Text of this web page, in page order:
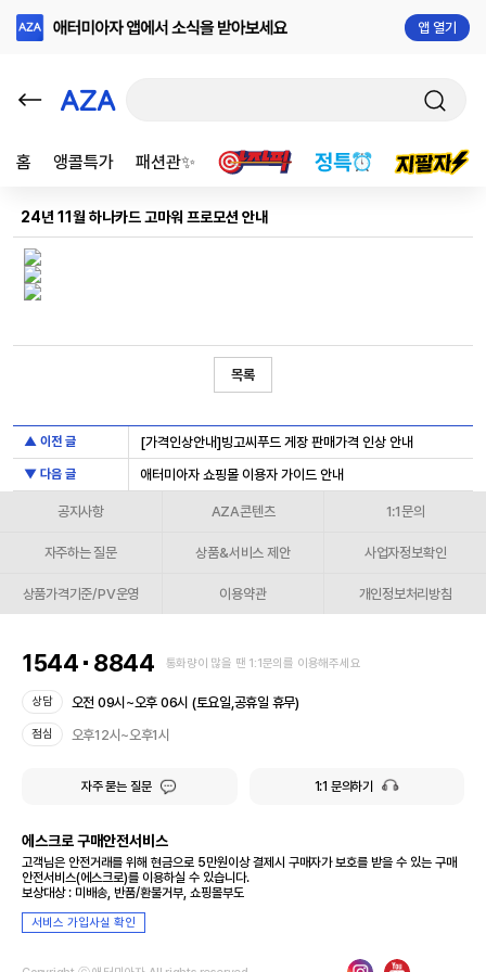
앱 열기
홈 앵콜특가 패션관✨
24년 11월 하나카드 고마워 프로모션 안내
목록
▲ 이전 글 [가격인상안내]빙고씨푸드 게장 판매가격 인상 안내
▼ 다음 글 애터미아자 쇼핑몰 이용자 가이드 안내
공지사항 AZA콘텐츠 1:1문의
자주하는 질문 상품&서비스 제안 사업자정보확인
상품가격기준/PV운영 이용약관 개인정보처리방침
1544 8844 통화량이 많을 땐 1:1문의를 이용해주세요
상담 오전 09시~오후 06시 (토요일,공휴일 휴무)
점심 오후12시~오후1시
자주 묻는 질문 1:1 문의하기
에스크로 구매안전서비스
고객님은 안전거래를 위해 현금으로 5만원이상 결제시 구매자가 보호를 받을 수 있는 구매
안전서비스(에스크로)를 이용하실 수 있습니다.
보상대상 : 미배송, 반품/환불거부, 쇼핑몰부도
서비스 가입사실 확인